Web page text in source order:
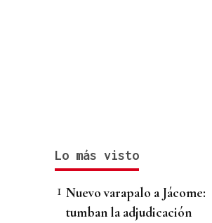
Lo más visto
Nuevo varapalo a Jácome:
tumban la adjudicación